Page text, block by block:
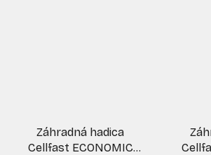
Záhradná hadica
Cellfast ECONOMIC